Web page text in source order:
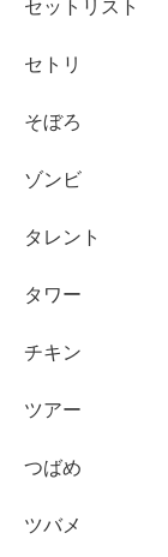
セットリスト
セトリ
そぼろ
ゾンビ
タレント
タワー
チキン
ツアー
つばめ
ツバメ